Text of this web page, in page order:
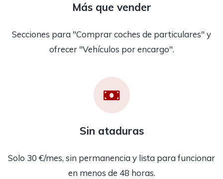
Más que vender
Secciones para "Comprar coches de particulares" y
ofrecer "Vehículos por encargo".
Sin ataduras
Solo 30 €/mes, sin permanencia y lista para funcionar
en menos de 48 horas.